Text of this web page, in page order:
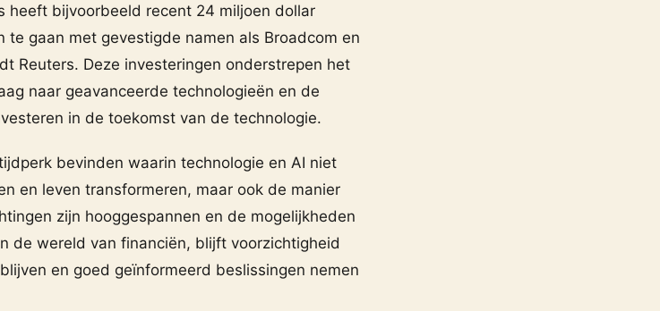
heeft bijvoorbeeld recent 24 miljoen dollar
te gaan met gevestigde namen als Broadcom en
Reuters. Deze investeringen onderstrepen het
naar geavanceerde technologieën en de
in de toekomst van de technologie.
bevinden waarin technologie en AI niet
en leven transformeren, maar ook de manier
zijn hooggespannen en de mogelijkheden
de wereld van financiën, blijft voorzichtigheid
en goed geïnformeerd beslissingen nemen